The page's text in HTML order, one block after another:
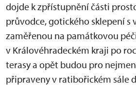
dojde k zpřístupnění části
průvodce, gotického sklepení s
zaměřenou na památkovou
v Královéhradeckém kraji po
terasy a opět budou pro
připraveny v ratibořickém sále